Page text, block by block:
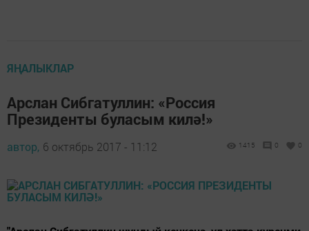
ЯҢАЛЫКЛАР
Арслан Сибгатуллин: «Россия
Президенты буласым килә!»
автор, 6 октябрь 2017 - 11:12 1415 0 0